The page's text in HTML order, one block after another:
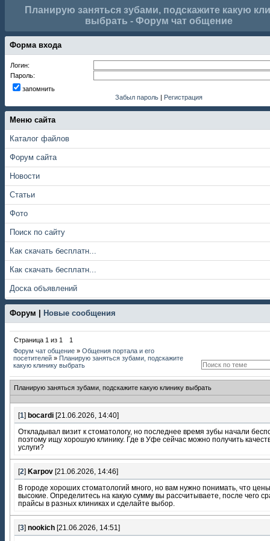
Планирую заняться зубами, подскажите какую
выбрать - Форум чат общение
Форма входа
Логин:
Пароль:
запомнить
Забыл пароль | Регистрация
Меню сайта
Каталог файлов
Форум сайта
Новости
Статьи
Фото
Поиск по сайту
Как скачать бесплатн...
Как скачать бесплатн...
Доска объявлений
Форум | Новые сообщения
Страница 1 из 1
1
Форум чат общение » Общения портала и его
посетителей » Планирую заняться зубами, подскажите
какую клинику выбрать
Планирую заняться зубами, подскажите какую клинику выбрать
[1] bocardi [21.06.2026, 14:40]
Откладывал визит к стоматологу, но последнее время зубы начали
поэтому ищу хорошую клинику. Где в Уфе сейчас можно получить
услуги?
[2] Karpov [21.06.2026, 14:46]
В городе хороших стоматологий много, но вам нужно понимать, что
высокие. Определитесь на какую сумму вы рассчитываете, после чего
прайсы в разных клиниках и сделайте выбор.
[3] nookich [21.06.2026, 14:51]